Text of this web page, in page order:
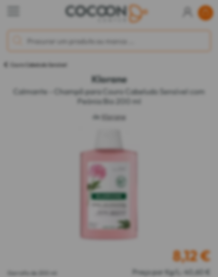
Couro Cabeludo Sensível
Klorane
Calmante - Champô para Couro Cabeludo Sensível com
Peónia Bio 200 ml
de Klorane
Garrafa de 200 ml
8,12€
Preço por Kg/L: 40,60 €